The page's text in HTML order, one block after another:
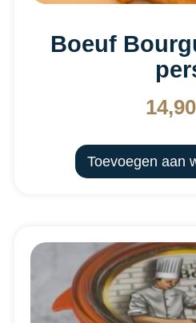
Boeuf
14,90
Toevoegen aan